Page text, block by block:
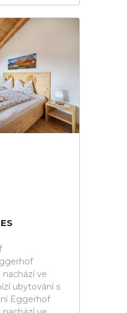
nachází ve
ubytování s
Eggerhof